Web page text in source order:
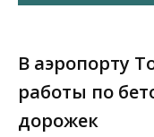
В аэропорту
работы по
дорожек